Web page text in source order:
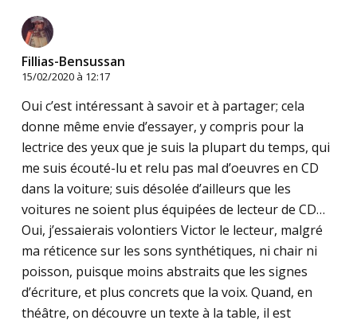
Fillias-Bensussan
15/02/2020 à 12:17
Oui c’est intéressant à savoir et à partager; cela
donne même envie d’essayer, y compris pour la
lectrice des yeux que je suis la plupart du temps, qui
me suis écouté-lu et relu pas mal d’oeuvres en CD
dans la voiture; suis désolée d’ailleurs que les
voitures ne soient plus équipées de lecteur de CD…
Oui, j’essaierais volontiers Victor le lecteur, malgré
ma réticence sur les sons synthétiques, ni chair ni
poisson, puisque moins abstraits que les signes
d’écriture, et plus concrets que la voix. Quand, en
théâtre, on découvre un texte à la table, il est